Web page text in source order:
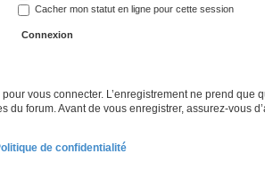
Cacher mon statut en ligne pour cette session
vous connecter. L’enregistrement ne prend
du forum. Avant de vous enregistrer, assurez-vous
de confidentialité